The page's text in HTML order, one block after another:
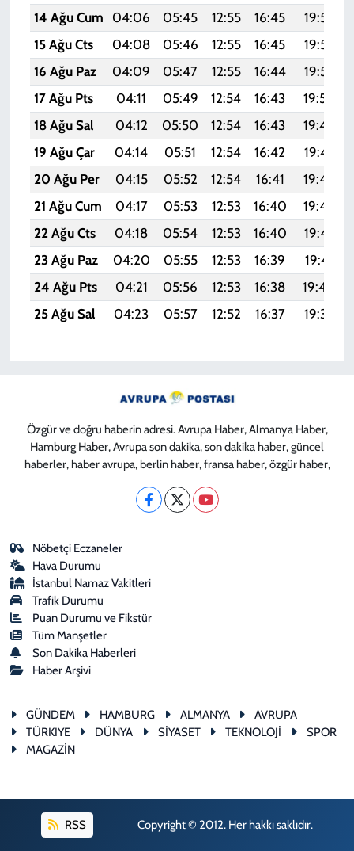
14 Ağu Cum
04:06 05:45 12:55 16:45 19:55
15 Ağu Cts
04:08 05:46 12:55 16:45 19:53
16 Ağu Paz
04:09 05:47 12:55 16:44 19:52
17 Ağu Pts
04:11 05:49 12:54 16:43 19:50
18 Ağu Sal
04:12 05:50 12:54 16:43 19:49
19 Ağu Çar
04:14 05:51 12:54 16:42 19:47
20 Ağu Per
04:15 05:52 12:54 16:41 19:46
21 Ağu Cum
04:17 05:53 12:53 16:40 19:44
22 Ağu Cts
04:18 05:54 12:53 16:40 19:43
23 Ağu Paz
04:20 05:55 12:53 16:39 19:41
24 Ağu Pts
04:21 05:56 12:53 16:38 19:40
25 Ağu Sal
04:23 05:57 12:52 16:37 19:38
Özgür ve doğru haberin adresi. Avrupa Haber, Almanya Haber,
Hamburg Haber, Avrupa son dakika, son dakika haber, güncel
haberler, haber avrupa, berlin haber, fransa haber, özgür haber,
Nöbetçi Eczaneler
Hava Durumu
İstanbul Namaz Vakitleri
Trafik Durumu
Puan Durumu ve Fikstür
Tüm Manşetler
Son Dakika Haberleri
Haber Arşivi
GÜNDEM HAMBURG ALMANYA
AVRUPA
TÜRKIYE
DÜNYA SİYASET TEKNOLOJİ
SPOR
MAGAZİN
RSS Copyright © 2012. Her hakkı saklıdır.